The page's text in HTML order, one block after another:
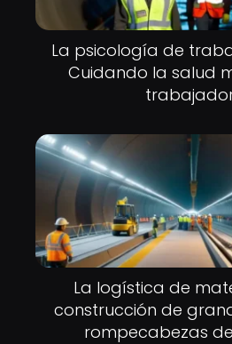
La psicología de
Cuidando la salud
La logística de
construcción de
rompecabezas